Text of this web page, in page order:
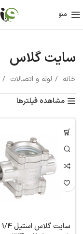
منو
سایت گلاس
خانه لوله و اتصالات
مشاهده فیلترها